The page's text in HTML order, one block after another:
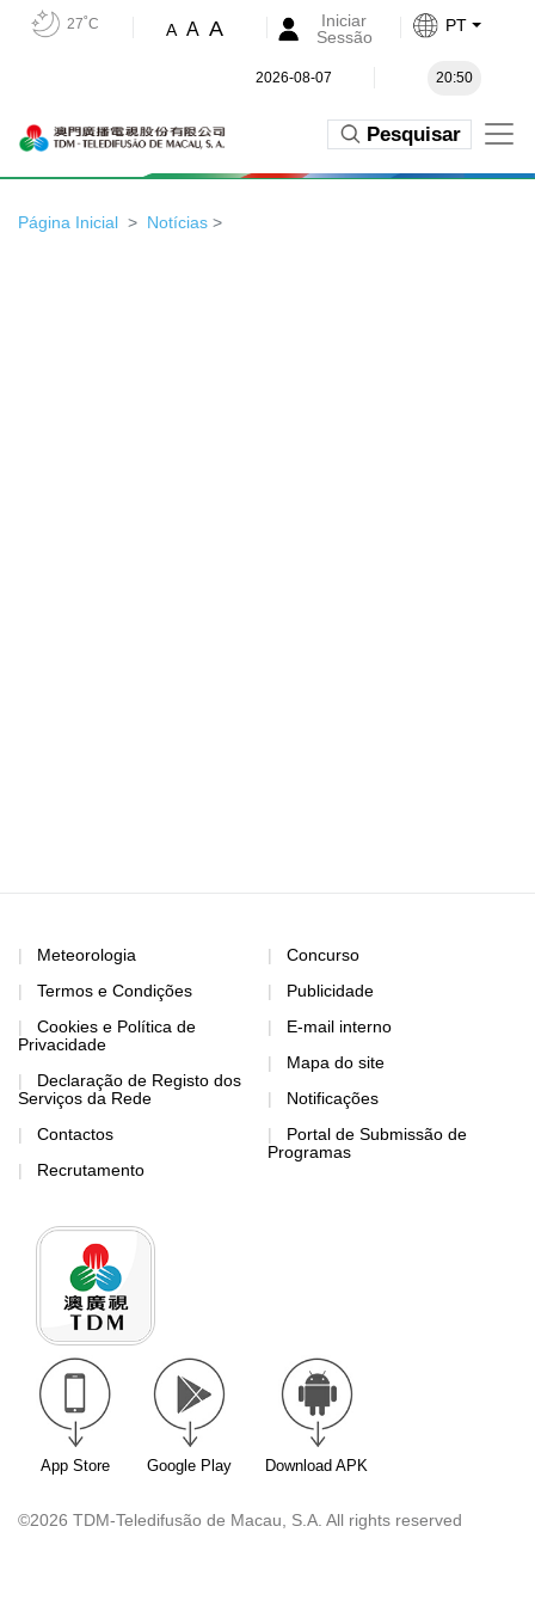
27˚C A A A
Iniciar
Sessão
PT
2026-08-07 20:50
Pesquisar
Página Inicial Notícias >
Meteorologia
Termos e Condições
Cookies e Política de
Privacidade
Declaração de Registo dos
Serviços da Rede
Contactos
Recrutamento
Concurso
Publicidade
E-mail interno
Mapa do site
Notificações
Portal de Submissão de
Programas
App Store Google Play Download APK
©2026 TDM-Teledifusão de Macau, S.A. All rights reserved